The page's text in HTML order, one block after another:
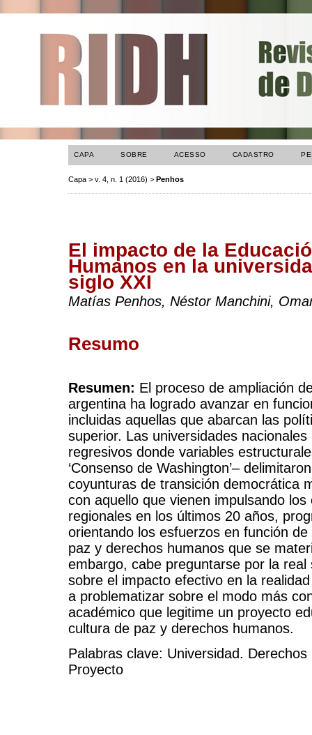
CAPA SOBRE ACESSO CADASTRO
Capa > v. 4, n. 1 (2016) > Penhos
El impacto de la
Humanos en la
siglo XXI
Matías Penhos, Néstor Manchini,
Resumo
Resumen: El proceso de ampliación
argentina ha logrado avanzar en
incluidas aquellas que abarcan las
superior. Las universidades
regresivos donde variables
‘Consenso de Washington’–
coyunturas de transición democrática
con aquello que vienen impulsando
regionales en los últimos 20 años,
orientando los esfuerzos en función
paz y derechos humanos que se
embargo, cabe preguntarse por la
sobre el impacto efectivo en la
a problematizar sobre el modo más
académico que legitime un proyecto
cultura de paz y derechos humanos.
Palabras clave: Universidad.
Proyecto